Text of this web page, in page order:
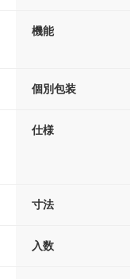
機能
個別包装
仕様
寸法
入数